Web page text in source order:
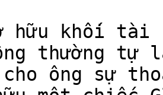
hữu khối tài
thường tự
ông sự